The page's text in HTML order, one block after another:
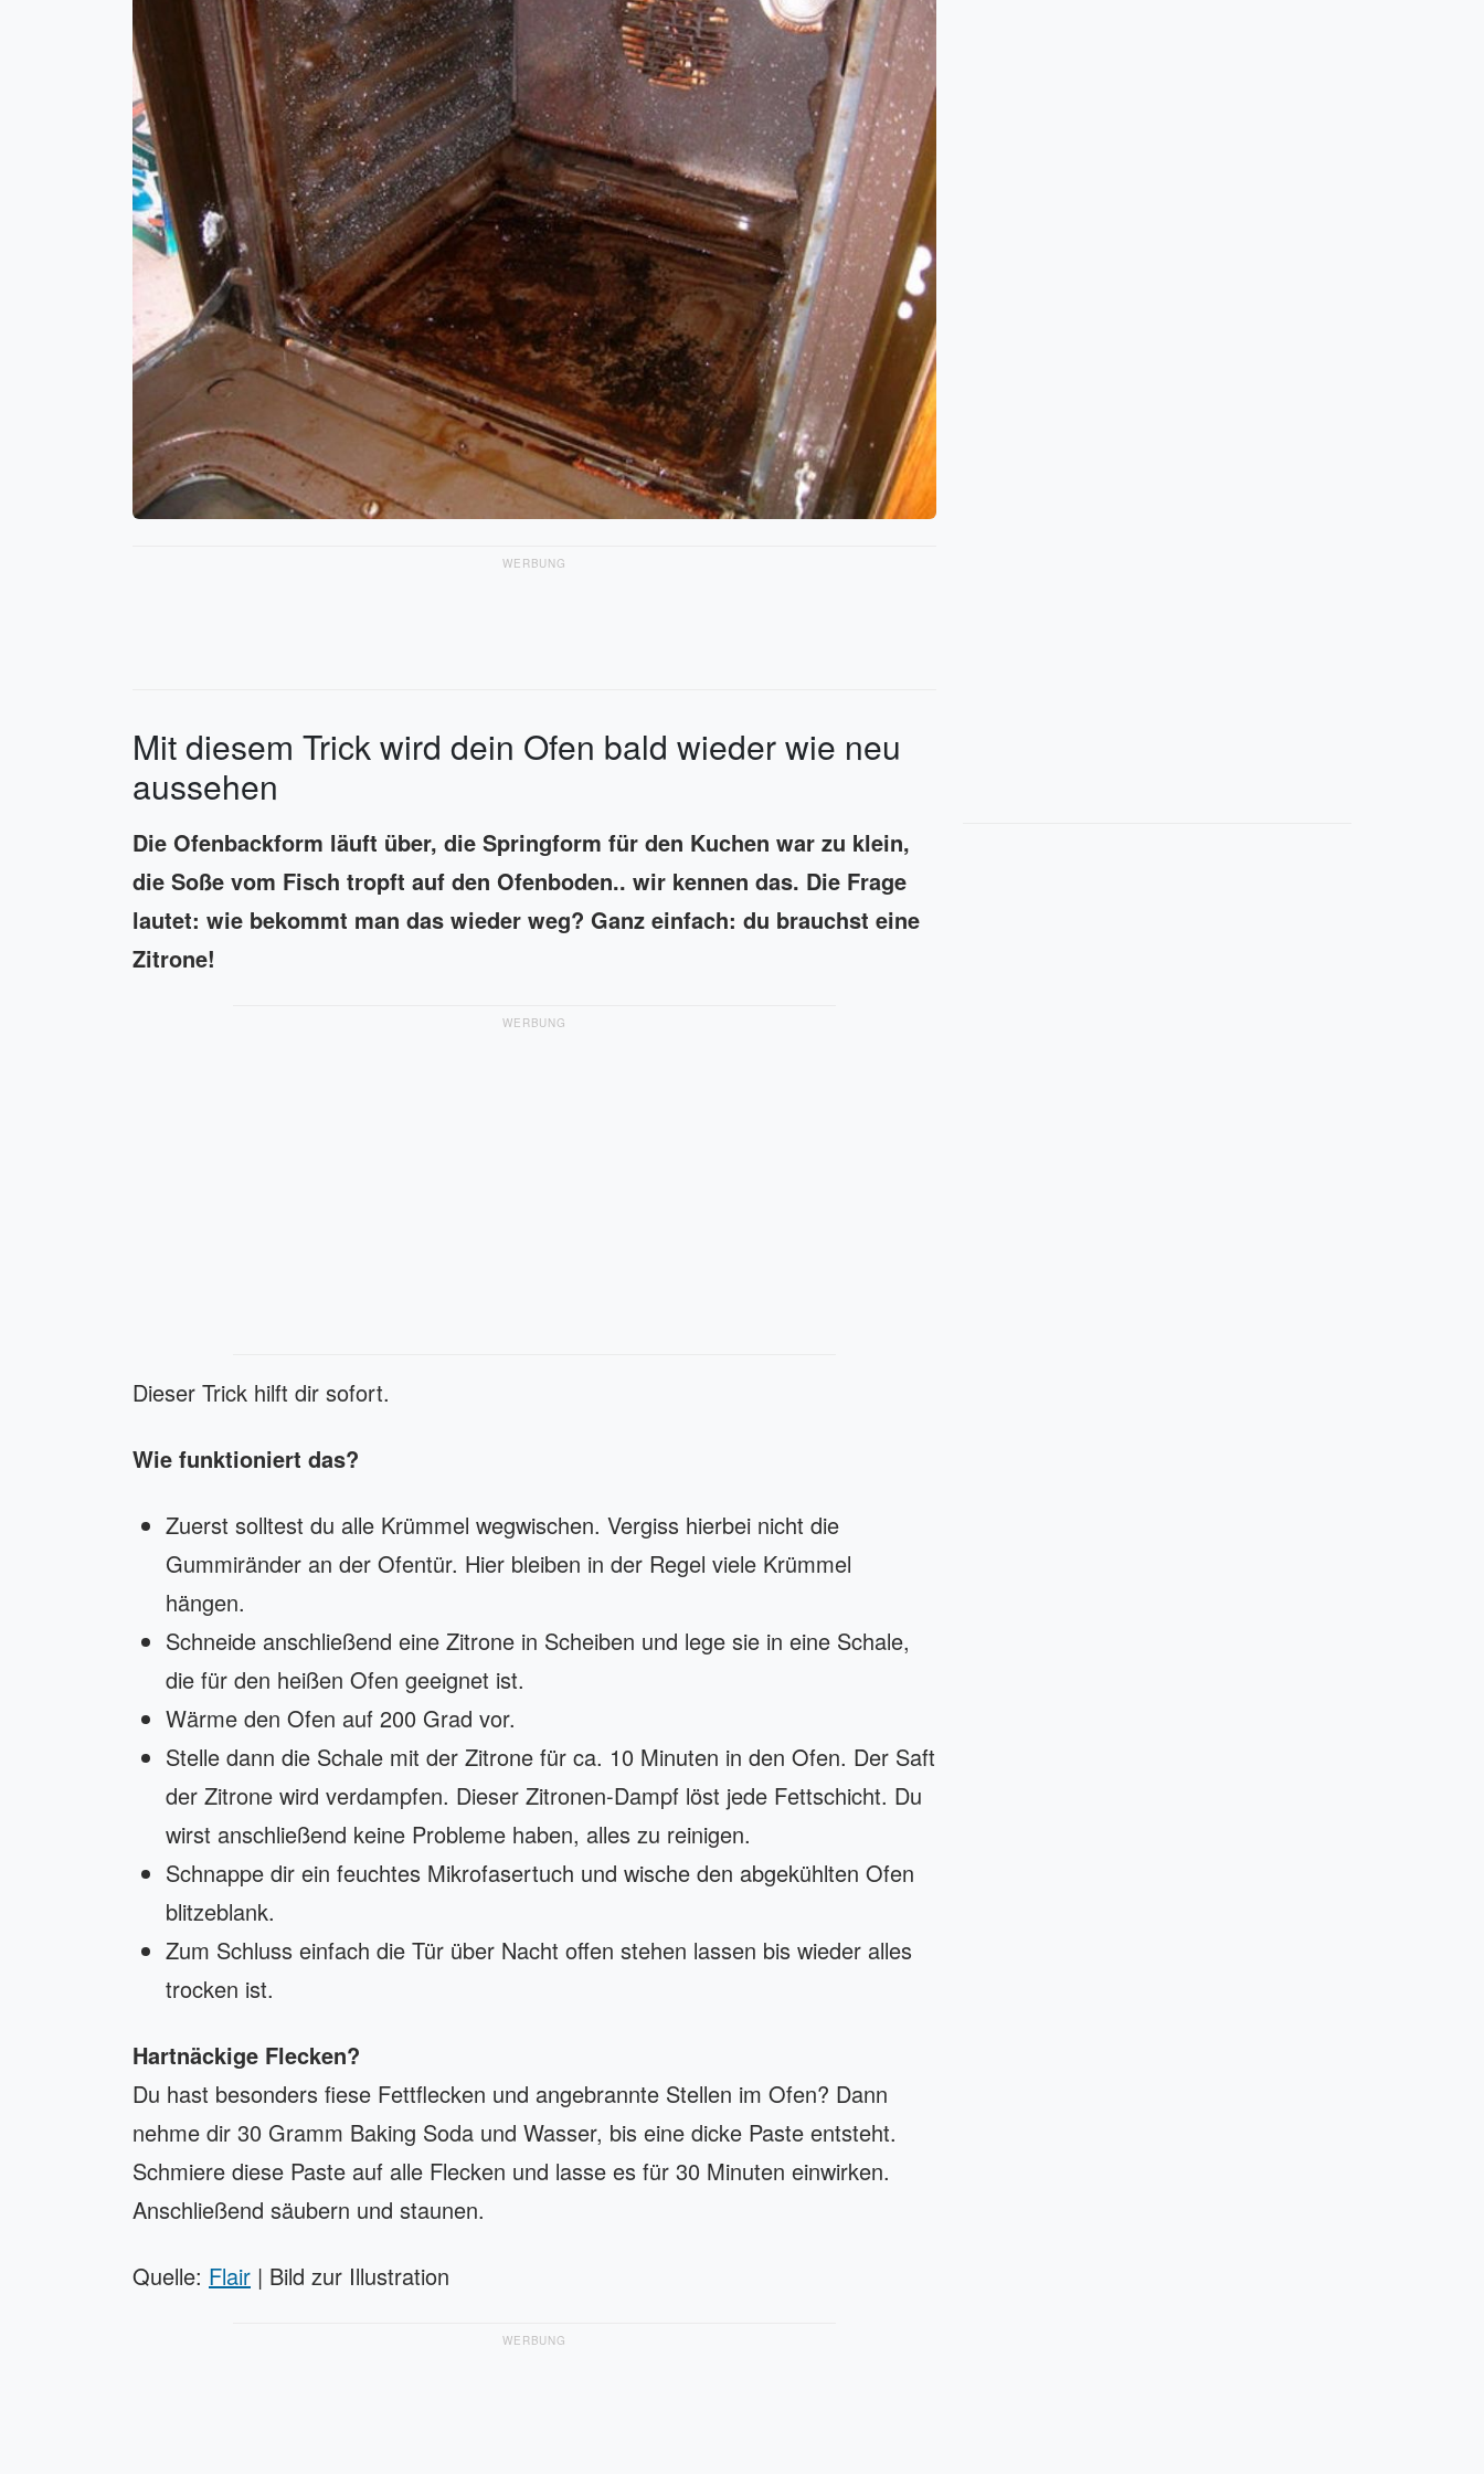
WERBUNG
Mit diesem Trick wird dein Ofen bald wieder wie neu
aussehen
Die Ofenbackform läuft über, die Springform für den Kuchen war zu klein,
die Soße vom Fisch tropft auf den Ofenboden.. wir kennen das. Die Frage
lautet: wie bekommt man das wieder weg? Ganz einfach: du brauchst eine
Zitrone!
WERBUNG
Dieser Trick hilft dir sofort.
Wie funktioniert das?
Zuerst solltest du alle Krümmel wegwischen. Vergiss hierbei nicht die
Gummiränder an der Ofentür. Hier bleiben in der Regel viele Krümmel
hängen.
Schneide anschließend eine Zitrone in Scheiben und lege sie in eine Schale,
die für den heißen Ofen geeignet ist.
Wärme den Ofen auf 200 Grad vor.
Stelle dann die Schale mit der Zitrone für ca. 10 Minuten in den Ofen. Der Saft
der Zitrone wird verdampfen. Dieser Zitronen-Dampf löst jede Fettschicht. Du
wirst anschließend keine Probleme haben, alles zu reinigen.
Schnappe dir ein feuchtes Mikrofasertuch und wische den abgekühlten Ofen
blitzeblank.
Zum Schluss einfach die Tür über Nacht offen stehen lassen bis wieder alles
trocken ist.
Hartnäckige Flecken?
Du hast besonders fiese Fettflecken und angebrannte Stellen im Ofen? Dann
nehme dir 30 Gramm Baking Soda und Wasser, bis eine dicke Paste entsteht.
Schmiere diese Paste auf alle Flecken und lasse es für 30 Minuten einwirken.
Anschließend säubern und staunen.
Quelle: Flair | Bild zur Illustration
WERBUNG